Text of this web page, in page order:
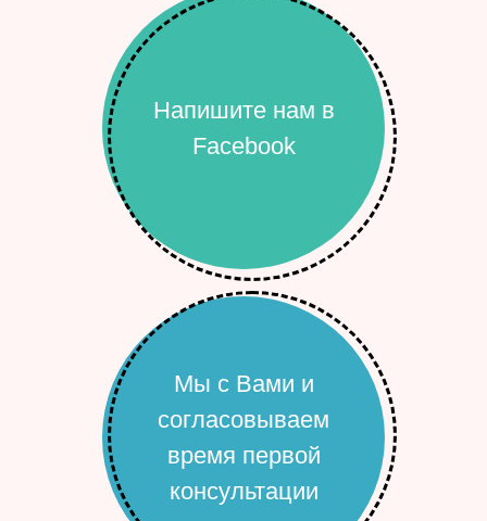
Напишите нам в
Facebook
Мы с Вами и
согласовываем
время первой
консультации